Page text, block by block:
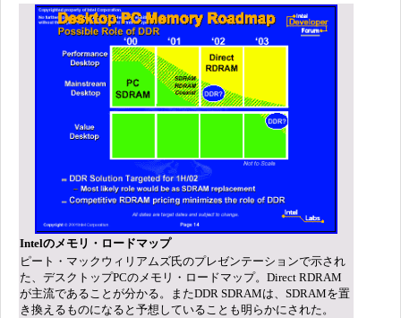
Intelのメモリ・ロードマップ
ピート・マックウィリアムズ氏のプレゼンテーションで示され
た、デスクトップPCのメモリ・ロードマップ。Direct RDRAM
が主流であることが分かる。
またDDR SDRAMは、SDRAMを置
き換えるものになると予想していることも明らかにされた。